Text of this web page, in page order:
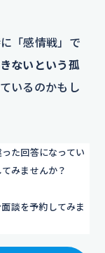
「感情戦」で
ないという孤
いるのかもし
た回答になってい
みませんか？
談を予約してみま